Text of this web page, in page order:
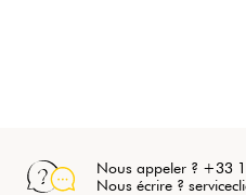
Nous appeler ? +33
Nous écrire ?